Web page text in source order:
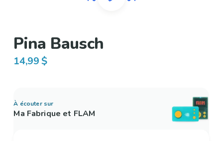
Pina Bausch
14,99 $
À écouter sur
Ma Fabrique et FLAM